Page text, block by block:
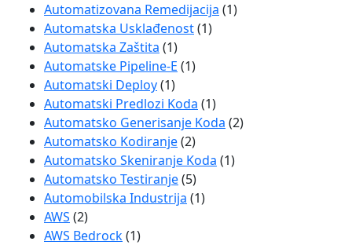
Automatizovana Remedijacija (1)
Automatska Usklađenost(1)
Automatska Zaštita (1)
Automatske Pipeline-E (1)
Automatski Deploy(1)
Automatski Predlozi Koda (1)
Automatsko Generisanje Koda (2)
Automatsko Kodiranje(2)
Automatsko Skeniranje Koda (1)
Automatsko Testiranje(5)
Automobilska Industrija (1)
AWS (2)
AWS Bedrock(1)